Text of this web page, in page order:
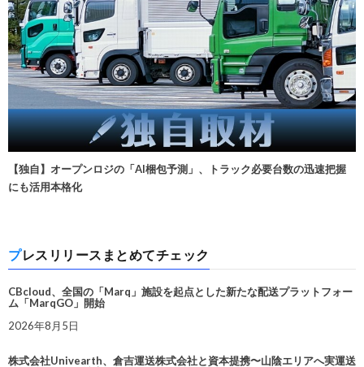
【独自】オープンロジの「AI梱包予測」、トラック必要台数の迅速把握
にも活用本格化
プレスリリースまとめてチェック
CBcloud、全国の「Marq」施設を起点とした新たな配送プラットフォー
ム「MarqGO」開始
2026年8月5日
株式会社Univearth、倉吉運送株式会社と資本提携〜山陰エリアへ実運送